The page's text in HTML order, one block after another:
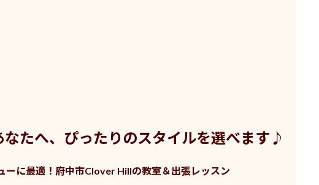
なたへ、ぴったりのスタイルを選べます♪
ーに最適！府中市Clover Hillの教室＆出張レッスン